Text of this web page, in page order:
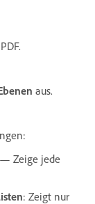
aus.
— Zeige jede
: Zeigt nur